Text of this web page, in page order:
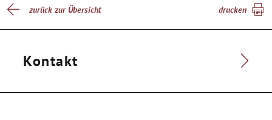
zurück zur Übersicht drucken
Kontakt